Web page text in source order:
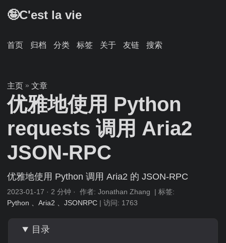
🤪C'est la vie
首页 归档 分类 标签 关于 友链 搜索
主页 » 文章
优雅地使用 Python
requests 调用 Aria2
JSON-RPC
优雅地使用 Python 调用 Aria2 的 JSON-RPC
2023-01-17 · 2 分钟 · 作者: Jonathan Zhang | 标签:
Python
、Aria2 、JSONRPC | 访问: 1763
目录